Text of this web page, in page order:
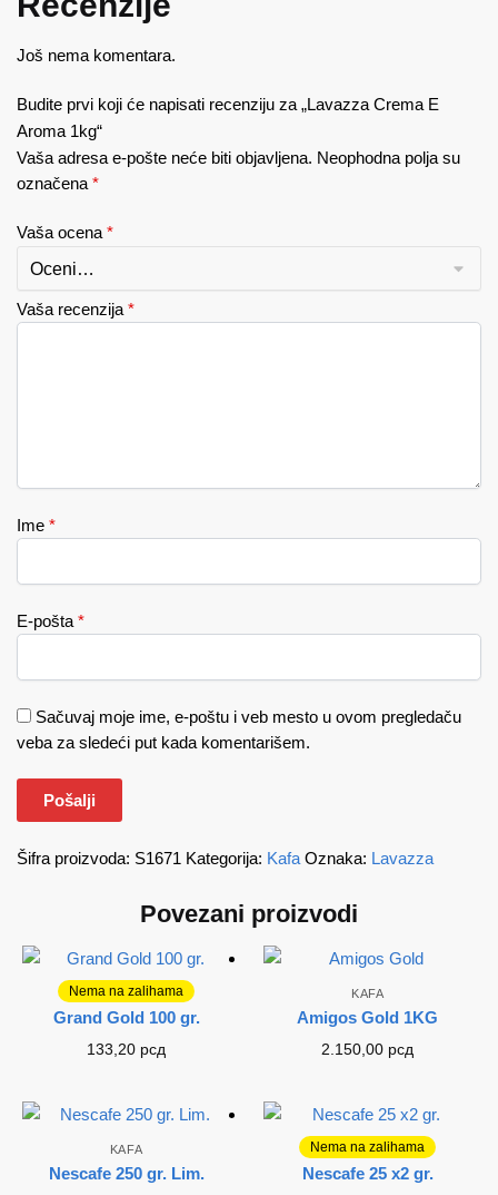
Još nema komentara.
Budite prvi koji će napisati recenziju za „Lavazza Crema E
Aroma 1kg“
Vaša adresa e-pošte neće biti objavljena. Neophodna polja su
označena *
Vaša ocena *
Vaša recenzija *
Ime *
E-pošta *
Sačuvaj moje ime, e-poštu i veb mesto u ovom pregledaču
veba za sledeći put kada komentarišem.
Šifra proizvoda: S1671 Kategorija: Kafa Oznaka: Lavazza
Povezani proizvodi
Nema na zalihama
KAFA
Grand Gold 100 gr.
133,20 рсд
KAFA
Amigos Gold 1KG
2.150,00 рсд
KAFA
Nescafe 250 gr. Lim.
Nema na zalihama
KAFA
Nescafe 25 x2 gr.